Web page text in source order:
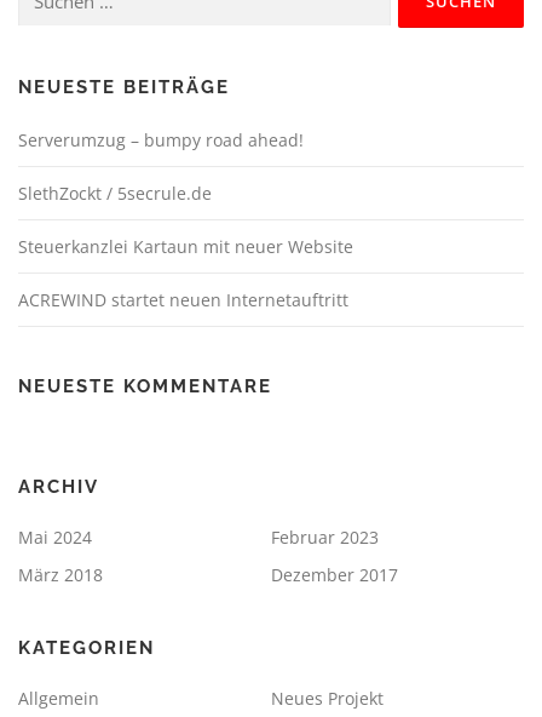
nach:
NEUESTE BEITRÄGE
Serverumzug – bumpy road ahead!
SlethZockt / 5secrule.de
Steuerkanzlei Kartaun mit neuer Website
ACREWIND startet neuen Internetauftritt
NEUESTE KOMMENTARE
ARCHIV
Mai 2024
Februar 2023
März 2018
Dezember 2017
KATEGORIEN
Allgemein Neues Projekt